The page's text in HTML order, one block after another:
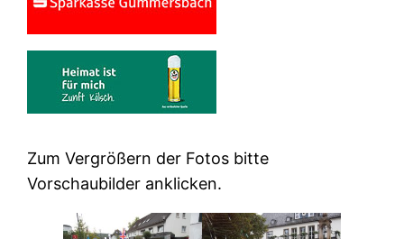
Zum Vergrößern der Fotos bitte
Vorschaubilder anklicken.